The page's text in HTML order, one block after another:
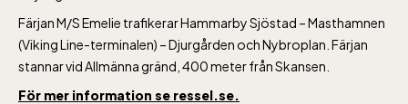
Färjan M/S Emelie trafikerar Hammarby Sjöstad – Masthamnen
(Viking Line-terminalen) – Djurgården och Nybroplan. Färjan
stannar vid Allmänna gränd, 400 meter från Skansen.
För mer information se ressel.se.
jan-mars vardagar 10-15, helger 10-16, april
alla dagar 10-16, maj-september 10-18,